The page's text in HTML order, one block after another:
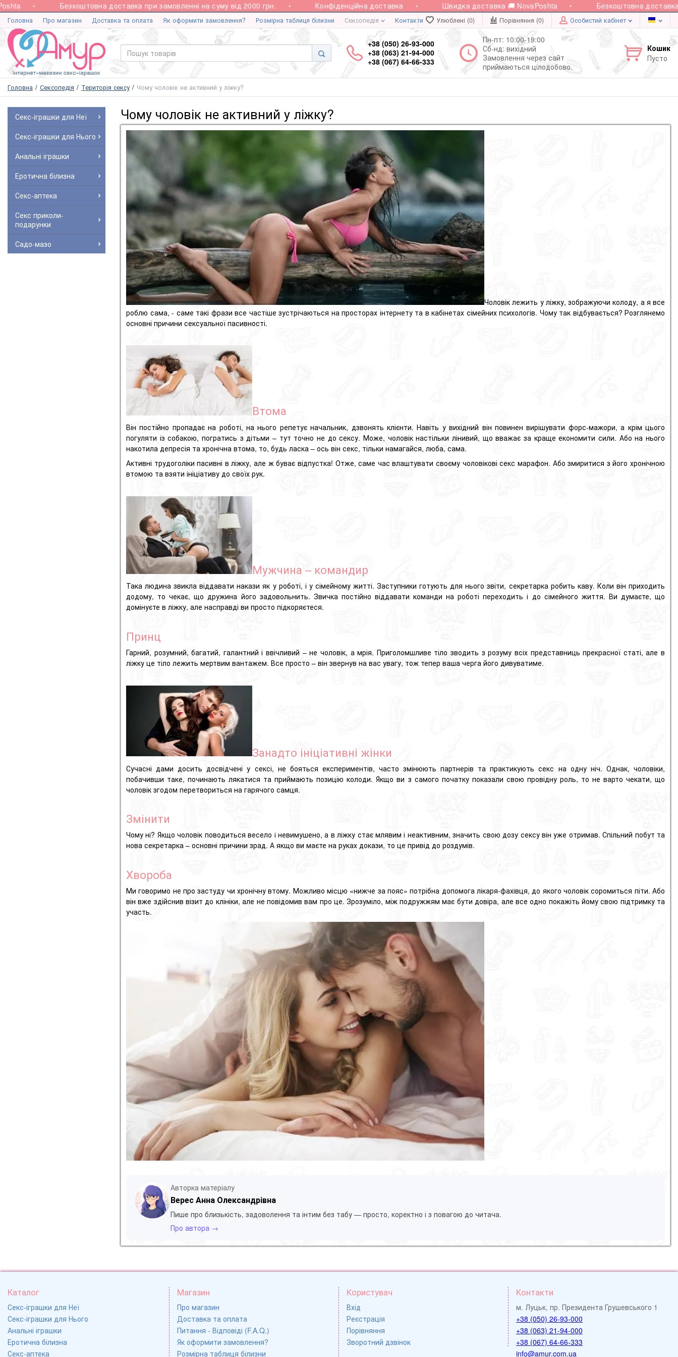
Безкоштовна доставка при замовленні на суму від 2000 грн. Конфіденційна доставка Швидка доставка 🚚 NovaPoshta Безкоштовна доставка
Головна Про магазин Доставка та оплата Як оформити замовлення? Розмірна таблиця білизни Сексопедія Контакти Улюблені (0) Порівняння (0) Особистий кабінет
+38 (050) 26-93-000
+38 (063) 21-94-000
+38 (067) 64-66-333
Пн-пт: 10:00-19:00
Сб-нд: вихідний
Замовлення через сайт
приймаються цілодобово.
Кошик
Пусто
Головна Сексопедія Територія сексу Чому чоловік не активний у ліжку?
Секс-іграшки для Неї
Секс-іграшки для Нього
Анальні іграшки
Еротична білизна
Секс-аптека
Секс приколи-
подарунки
Садо-мазо
Чому чоловік не активний у ліжку?
Чоловік лежить у ліжку, зображуючи колоду, а я все
роблю сама, - саме такі фрази все частіше зустрічаються на просторах інтернету та в кабінетах сімейних психологів. Чому так відбувається? Розглянемо
основні причини сексуальної пасивності.
Втома
Він постійно пропадає на роботі, на нього репетує начальник, дзвонять клієнти. Навіть у вихідний він повинен вирішувати форс-мажори, а крім цього
погуляти із собакою, погратись з дітьми – тут точно не до сексу. Може, чоловік настільки лінивий, що вважає за краще економити сили. Або на нього
накотила депресія та хронічна втома, то, будь ласка – ось він секс, тільки намагайся, люба, сама.
Активні трудоголіки пасивні в ліжку, але ж буває відпустка! Отже, саме час влаштувати своєму чоловікові секс марафон. Або змиритися з його хронічною
втомою та взяти ініціативу до своїх рук.
Мужчина – командир
Така людина звикла віддавати накази як у роботі, і у сімейному житті. Заступники готують для нього звіти, секретарка робить каву. Коли він приходить
додому, то чекає, що дружина його задовольнить. Звичка постійно віддавати команди на роботі переходить і до сімейного життя. Ви думаєте, що
домінуєте в ліжку, але насправді ви просто підкоряєтеся.
Принц
Гарний, розумний, багатий, галантний і ввічливий – не чоловік, а мрія. Приголомшливе тіло зводить з розуму всіх представниць прекрасної статі, але в
ліжку це тіло лежить мертвим вантажем. Все просто – він звернув на вас увагу, тож тепер ваша черга його дивуватиме.
Занадто ініціативні жінки
Сучасні дами досить досвідчені у сексі, не бояться експериментів, часто змінюють партнерів та практикують секс на одну ніч. Однак, чоловіки,
побачивши таке, починають лякатися та приймають позицію колоди. Якщо ви з самого початку показали свою провідну роль, то не варто чекати, що
чоловік згодом перетвориться на гарячого самця.
Змінити
Чому ні? Якщо чоловік поводиться весело і невимушено, а в ліжку стає млявим і неактивним, значить свою дозу сексу він уже отримав. Спільний побут та
нова секретарка – основні причини зрад. А якщо ви маєте на руках докази, то це привід до роздумів.
Хвороба
Ми говоримо не про застуду чи хронічну втому. Можливо місцю «нижче за пояс» потрібна допомога лікаря-фахівця, до якого чоловік соромиться піти. Або
він вже здійснив візит до клініки, але не повідомив вам про це. Зрозуміло, між подружжям має бути довіра, але все одно покажіть йому свою підтримку та
участь.
Авторка матеріалу
Верес Анна Олександрівна
Пише про близькість, задоволення та інтим без табу — просто, коректно і з повагою до читача.
Про автора →
Каталог
Секс-іграшки для Неї
Секс-іграшки для Нього
Анальні іграшки
Еротична білизна
Секс-аптека
Магазин
Про магазин
Доставка та оплата
Питання - Відповіді (F.A.Q.)
Як оформити замовлення?
Розмірна таблиця білизни
Користувач
Вхід
Реєстрація
Порівняння
Зворотний дзвінок
Контакти
м. Луцьк, пр. Президента Грушевського 1
+38 (050) 26-93-000
+38 (063) 21-94-000
+38 (067) 64-66-333
info@amur.com.ua